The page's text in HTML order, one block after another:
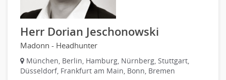
Recruiting, Personalmarketing
Referent
Anwaltschaft
Justiziariat, Rechtsabteilung
Notar-, Justizfachangestellter, Anwaltsfachgehilfe
Versicherungen
Herr Dorian Jeschonowski
Madonn - Headhunter
München, Berlin, Hamburg, Nürnberg, Stuttgart,
Düsseldorf, Frankfurt am Main, Bonn, Bremen